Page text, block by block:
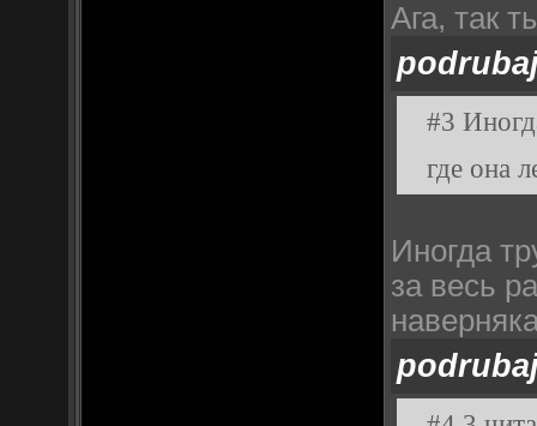
Ага, так
#3
где она
Иногда
за весь